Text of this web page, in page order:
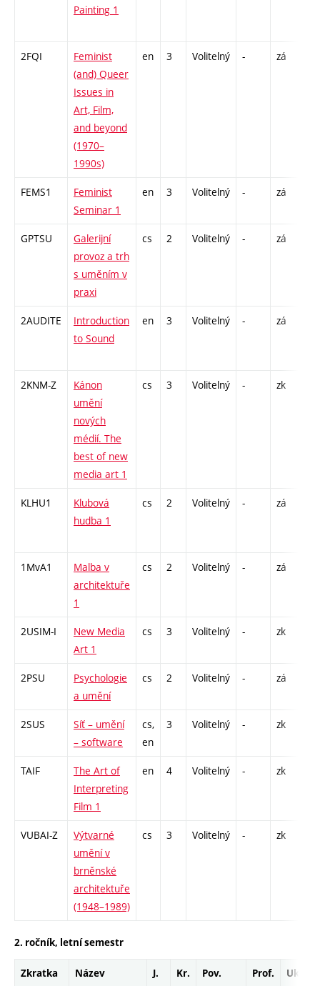
Painting 1
2FQI
Feminist
(and) Queer
Issues in
Art, Film,
and beyond
(1970–
1990s)
en 3 Volitelný - zá
FEMS1
Feminist
Seminar 1
en 3 Volitelný - zá
GPTSU
Galerijní
provoz a trh
s uměním v
praxi
cs 2 Volitelný - zá
2AUDITE
Introduction
to Sound
en 3 Volitelný - zá
2KNM-Z
Kánon
umění
nových
médií. The
best of new
media art 1
cs 3 Volitelný - zk
KLHU1
Klubová
hudba 1
cs 2 Volitelný - zá
1MvA1
Malba v
architektuře
1
cs 2 Volitelný - zá
2USIM-I
New Media
Art 1
cs 3 Volitelný - zk
2PSU
Psychologie
a umění
cs 2 Volitelný - zá
2SUS
Síť – umění
– software
cs,
en
3 Volitelný - zk
TAIF
The Art of
Interpreting
Film 1
en 4 Volitelný - zk
VUBAI-Z
Výtvarné
umění v
brněnské
architektuře
(1948–1989)
cs 3 Volitelný - zk
2. ročník, letní semestr
Zkratka Název J. Kr. Pov. Prof. Uk.